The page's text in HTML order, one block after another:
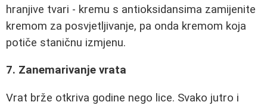
hranjive tvari - kremu s antioksidansima zamijenite
kremom za posvjetljivanje, pa onda kremom koja
potiče staničnu izmjenu.
7. Zanemarivanje vrata
Vrat brže otkriva godine nego lice. Svako jutro i